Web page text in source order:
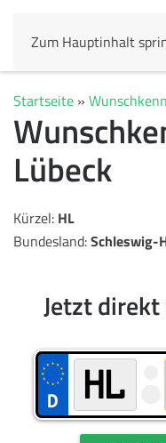
Zum Hauptinhalt
Startseite »
Lübeck
Kürzel: HL
Bundesland:Schleswig-
Jetzt